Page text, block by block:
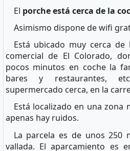
El porche está cerca de la
Asimismo dispone de wifi
Está ubicado muy cerca
comercial de El Colorado,
pocos minutos en coche la
bares y restaurantes,
supermercado cerca, en la
Está localizado en una zona
apenas hay ruidos.
La parcela es de unos 250
vallada. El aparcamiento es